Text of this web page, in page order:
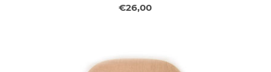
€26,00